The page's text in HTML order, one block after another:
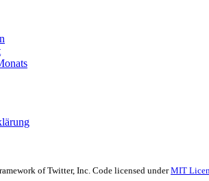
of Twitter, Inc. Code licensed underMIT